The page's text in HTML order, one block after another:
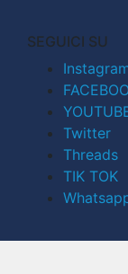
SEGUICI SU
Twitter
Threads
TIK TOK